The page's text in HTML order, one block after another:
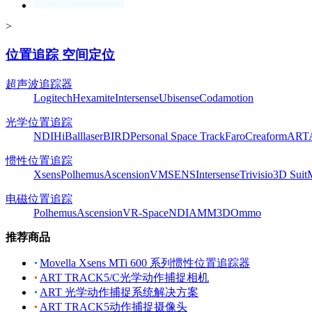
>
位置追踪 空间定位
超声波追踪器
LogitechHexamiteIntersenseUbisenseCodamotion
光学位置追踪
NDIHiBalllaserBIRDPersonal Space TrackFaroCreaformART
惯性位置追踪
XsensPolhemusAscensionVMSENSIntersenseTrivisio3D Suit
电磁位置追踪
PolhemusAscensionVR-SpaceNDIAMM3DOmmo
推荐商品
Movella Xsens MTi 600 系列惯性位置追踪器
ART TRACK5/C光学动作捕捉相机
ART 光学动作捕捉系统解决方案
ART TRACK5动作捕捉摄像头